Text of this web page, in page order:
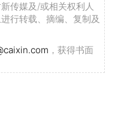
传媒及/或相关权利人
行转载、摘编、复制及
，获得书面